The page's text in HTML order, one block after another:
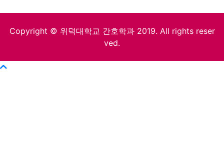
Copyright © 위덕대학교 간호학과 2019. All rights reser
ved.